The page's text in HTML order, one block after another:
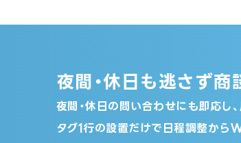
夜間・休日も逃さず商
夜間・休日の問い合わせにも即応し
タグ1行の設置だけで日程調整から